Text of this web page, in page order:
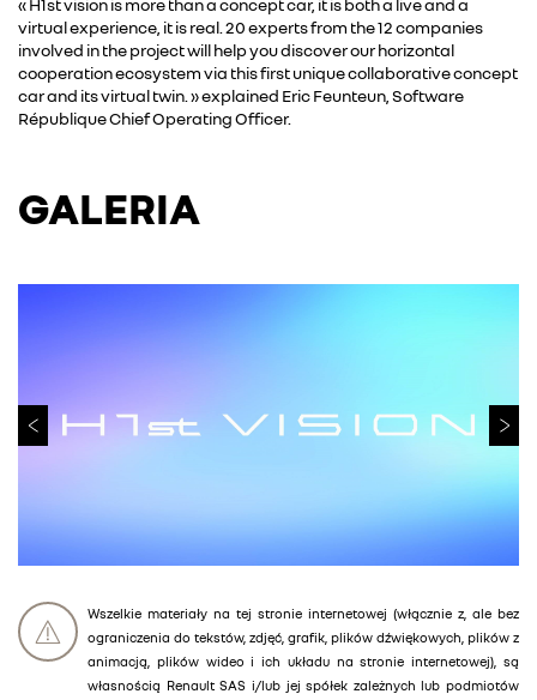
« H1st vision is more than a concept car, it is both a live and a
virtual experience, it is real. 20 experts from the 12 companies
involved in the project will help you discover our horizontal
cooperation ecosystem via this first unique collaborative concept
car and its virtual twin. » explained Eric Feunteun, Software
République Chief Operating Officer.
GALERIA
Wszelkie materiały na tej stronie internetowej (włącznie z, ale bez
ograniczenia do tekstów, zdjęć, grafik, plików dźwiękowych, plików z
animacją, plików wideo i ich układu na stronie internetowej), są
własnością Renault SAS i/lub jej spółek zależnych lub podmiotów